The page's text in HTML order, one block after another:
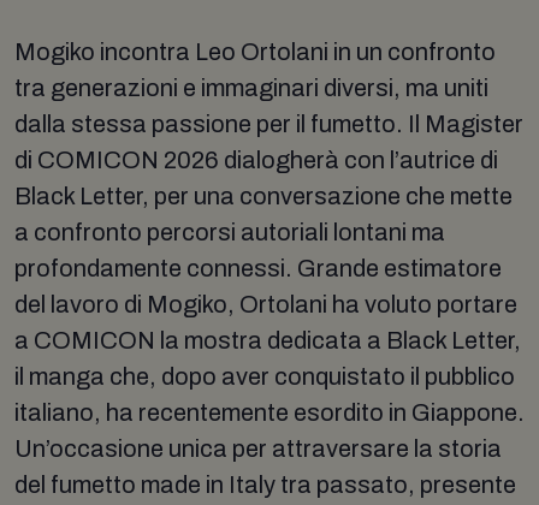
Mogiko incontra Leo Ortolani in un confronto
tra generazioni e immaginari diversi, ma uniti
dalla stessa passione per il fumetto. Il Magister
di COMICON 2026 dialogherà con l’autrice di
Black Letter, per una conversazione che mette
a confronto percorsi autoriali lontani ma
profondamente connessi. Grande estimatore
del lavoro di Mogiko, Ortolani ha voluto portare
a COMICON la mostra dedicata a Black Letter,
il manga che, dopo aver conquistato il pubblico
italiano, ha recentemente esordito in Giappone.
Un’occasione unica per attraversare la storia
del fumetto made in Italy tra passato, presente